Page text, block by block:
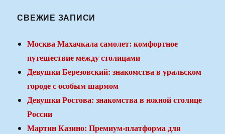
СВЕЖИЕ ЗАПИСИ
Москва Махачкала самолет: комфортное
путешествие между столицами
Девушки Березовский: знакомства в уральском
городе с особым шармом
Девушки Ростова: знакомства в южной столице
России
Мартин Казино: Премиум-платформа для